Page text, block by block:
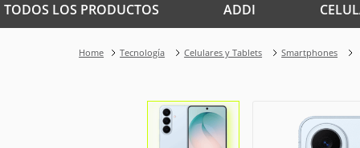
TODOS LOS PRODUCTOS ADDI
Tecnología Celulares y Tablets Smartphones
Iphone
Iphone 15 Pro Max